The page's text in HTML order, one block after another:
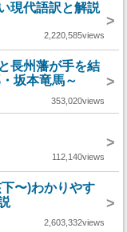
現代語訳と解説
>
2,220,585views
長州藩が手を結
坂本竜馬～
>
353,020views
>
112,140views
〜)わかりやす
>
2,603,332views